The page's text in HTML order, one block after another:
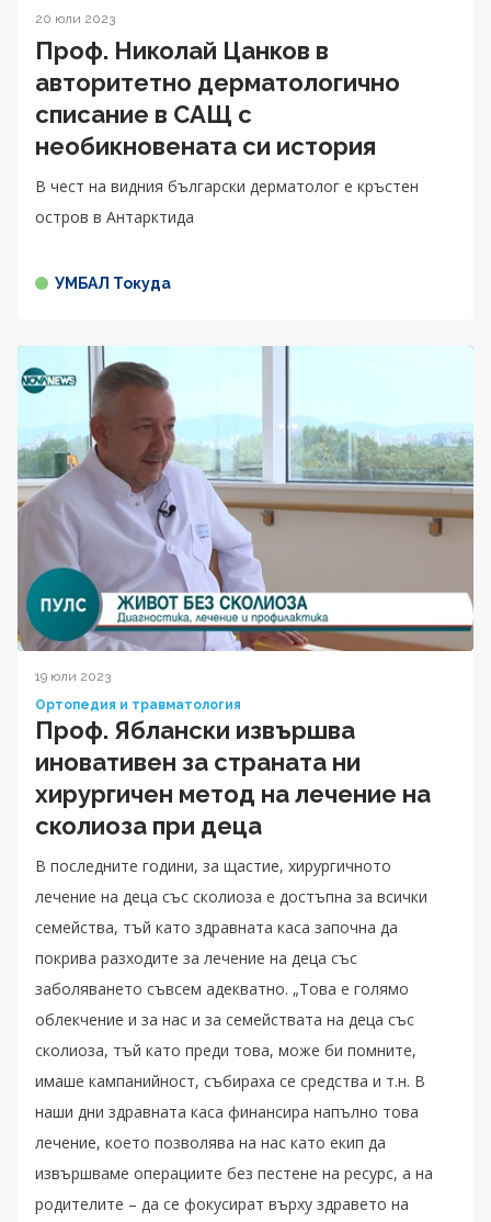
20 юли 2023
Проф. Николай Цанков в
авторитетно дерматологично
списание в САЩ с
необикновената си история
В чест на видния български дерматолог е кръстен
остров в Антарктида
УМБАЛ Токуда
19 юли 2023
Ортопедия и травматология
Проф. Яблански извършва
иновативен за страната ни
хирургичен метод на лечение на
сколиоза при деца
В последните години, за щастие, хирургичното
лечение на деца със сколиоза е достъпна за всички
семейства, тъй като здравната каса започна да
покрива разходите за лечение на деца със
заболяването съвсем адекватно. „Това е голямо
облекчение и за нас и за семействата на деца със
сколиоза, тъй като преди това, може би помните,
имаше кампанийност, събираха се средства и т.н. В
наши дни здравната каса финансира напълно това
лечение, което позволява на нас като екип да
извършваме операциите без пестене на ресурс, а на
родителите – да се фокусират върху здравето на